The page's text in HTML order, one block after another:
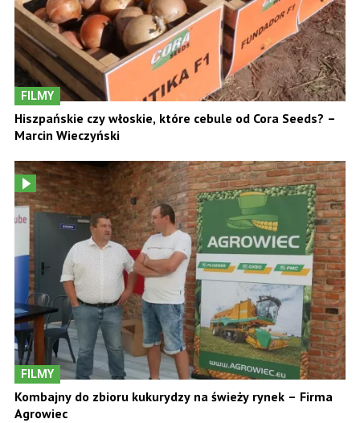
FILMY
Hiszpańskie czy włoskie, które cebule od Cora Seeds? –
Marcin Wieczyński
FILMY
Kombajny do zbioru kukurydzy na świeży rynek – Firma
Agrowiec